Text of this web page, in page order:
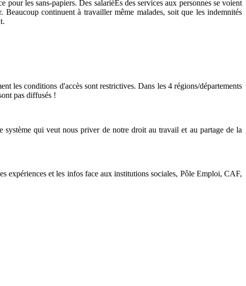
les sans-papiers. Des salariéEs des services aux personnes se voient
continuent à travailler même malades, soit que les indemnités
les conditions d'accès sont restrictives. Dans les 4 régions/départements
pas diffusés !
qui veut nous priver de notre droit au travail et au partage de la
expériences et les infos face aux institutions sociales, Pôle Emploi, CAF,